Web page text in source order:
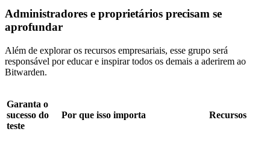
Administradores e proprietários precisam se
aprofundar
Além de explorar os recursos empresariais, esse grupo será
responsável por educar e inspirar todos os demais a aderirem ao
Bitwarden.
Garanta o
sucesso do
teste
Por que isso importa Recursos